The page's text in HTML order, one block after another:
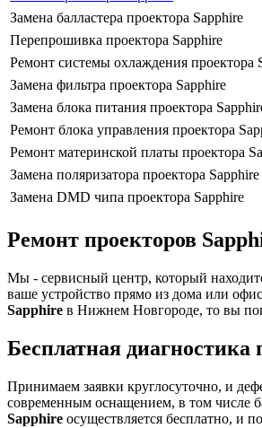
Замена балластера проектора Sapphire
Перепрошивка проектора Sapphire
Ремонт системы охлаждения проектора
Замена фильтра проектора Sapphire
Замена блока питания проектора
Ремонт блока управления проектора
Ремонт материнской платы проектора
Замена поляризатора проектора Sapphire
Замена DMD чипа проектора Sapphire
Ремонт проекторов
Мы - сервисный центр, который
ваше устройство прямо из дома или
Sapphire в Нижнем Новгороде, то вы
Бесплатная диагностика
Принимаем заявки круглосуточно, и
современным оснащением, в том числе
Sapphire осуществляется бесплатно, и